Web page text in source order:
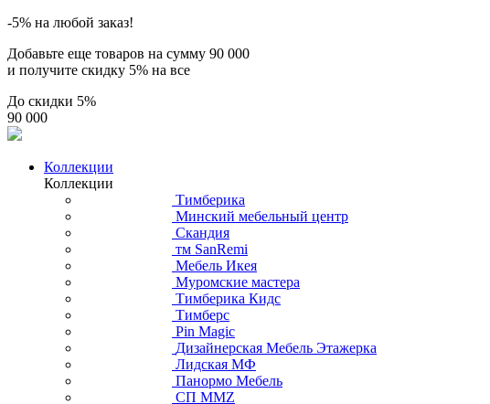
-5% на любой заказ!
Добавьте еще товаров на сумму 90 000
и получите скидку 5% на все
До скидки 5%
90 000
Коллекции
Коллекции
Тимберика
Минский мебельный центр
Скандия
тм SanRemi
Мебель Икея
Муромские мастера
Тимберика Кидс
Тимберс
Pin Magic
Дизайнерская Мебель Этажерка
Лидская МФ
Панормо Мебель
СП ММZ